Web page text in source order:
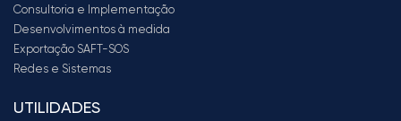
Consultoria e Implementação
Desenvolvimentos à medida
Exportação SAFT-SOS
Redes e Sistemas
UTILIDADES